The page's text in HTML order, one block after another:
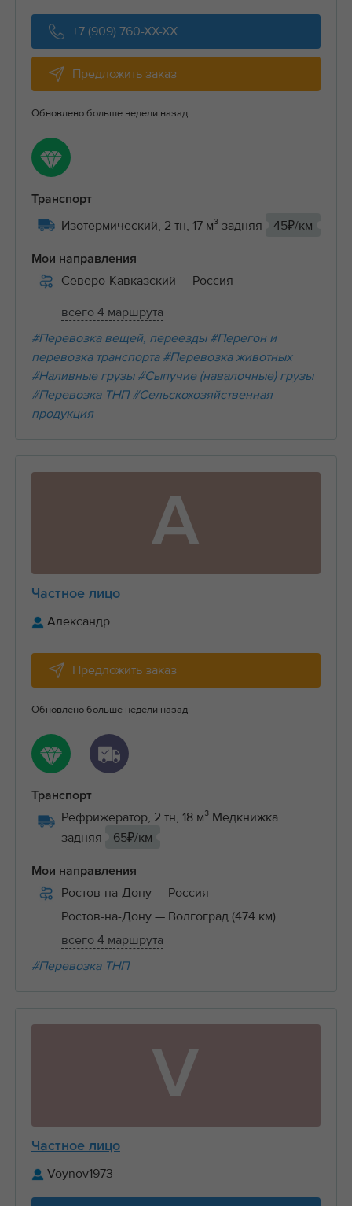
+7 (909) 760-XX-XX
Предложить заказ
Обновлено больше недели назад
Транспорт
Изотермический, 2 тн, 17 м³ задняя 45₽/км
Мои направления
Северо-Кавказский — Россия
всего 4 маршрута
#Перевозка вещей, переезды #Перегон и
перевозка транспорта #Перевозка животных
#Наливные грузы #Сыпучие (навалочные) грузы
#Перевозка ТНП #Сельскохозяйственная
продукция
А
Частное лицо
Александр
Предложить заказ
Обновлено больше недели назад
Транспорт
Рефрижератор, 2 тн, 18 м³ Медкнижка
задняя
65₽/км
Мои направления
Ростов-на-Дону — Россия
Ростов-на-Дону — Волгоград (474 км)
всего 4 маршрута
#Перевозка ТНП
V
Частное лицо
Voynov1973